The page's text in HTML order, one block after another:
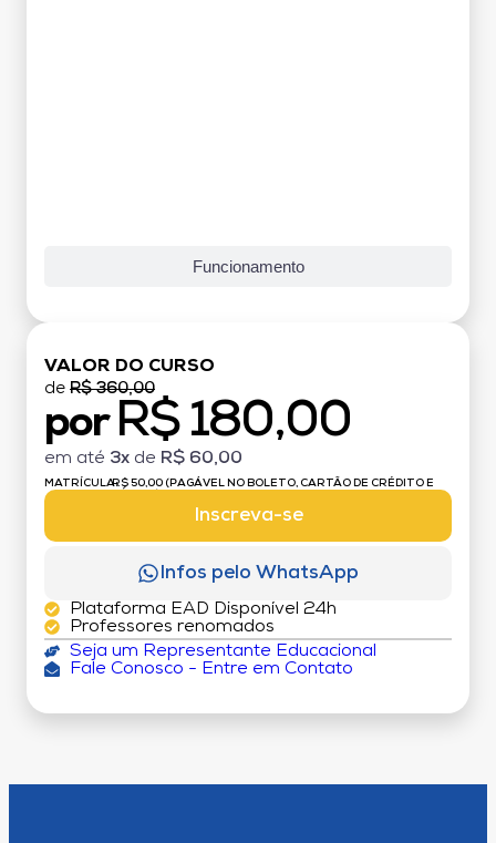
Funcionamento
VALOR DO CURSO
de R$ 360,00
por R$ 180,00
em até 3x de R$ 60,00
MATRÍCULA:R$ 50,00 (PAGÁVEL NO BOLETO, CARTÃO DE CRÉDITO E
Inscreva-se
Infos pelo WhatsApp
Plataforma EAD Disponível 24h
Professores renomados
Seja um Representante Educacional
Fale Conosco - Entre em Contato